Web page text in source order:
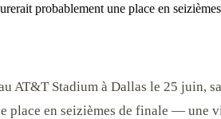
probablement une place en
AT&T Stadium à Dallas le 25 juin,
place en seizièmes de finale — une